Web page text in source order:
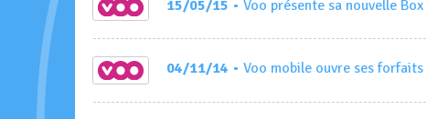
15/05/15 • Voo présente sa nouvelle Box
04/11/14 • Voo mobile ouvre ses